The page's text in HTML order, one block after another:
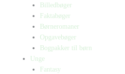
Billedbøger
Faktabøger
Børneromaner
Opgavebøger
Bogpakker til børn
Unge
Fantasy